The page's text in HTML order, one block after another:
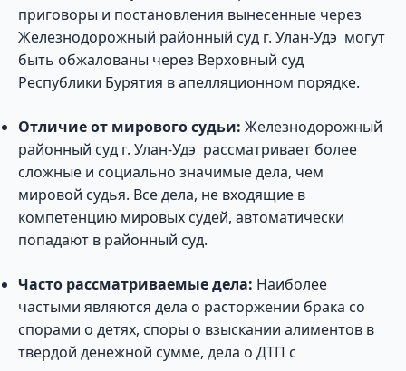
приговоры и постановления вынесенные через
Железнодорожный районный суд г. Улан-Удэ могут
быть обжалованы через Верховный суд
Республики Бурятия в апелляционном порядке.
Отличие от мирового судьи: Железнодорожный
районный суд г. Улан-Удэ рассматривает более
сложные и социально значимые дела, чем
мировой судья. Все дела, не входящие в
компетенцию мировых судей, автоматически
попадают в районный суд.
Часто рассматриваемые дела: Наиболее
частыми являются дела о расторжении брака со
спорами о детях, споры о взыскании алиментов в
твердой денежной сумме, дела о ДТП с